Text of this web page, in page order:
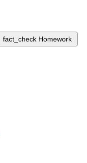
fact_check Homework